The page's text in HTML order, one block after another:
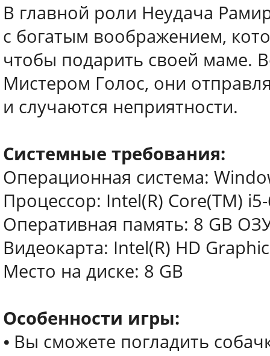
В главной роли Неудача
с богатым воображением,
чтобы подарить своей маме.
Мистером Голос, они
и случаются неприятности.
Системные требования:
Операционная система:
Процессор: Intel(R) Core(TM)
Оперативная память: 8 GB
Видеокарта: Intel(R) HD
Место на диске: 8 GB
Особенности игры:
⦁ Вы сможете погладить